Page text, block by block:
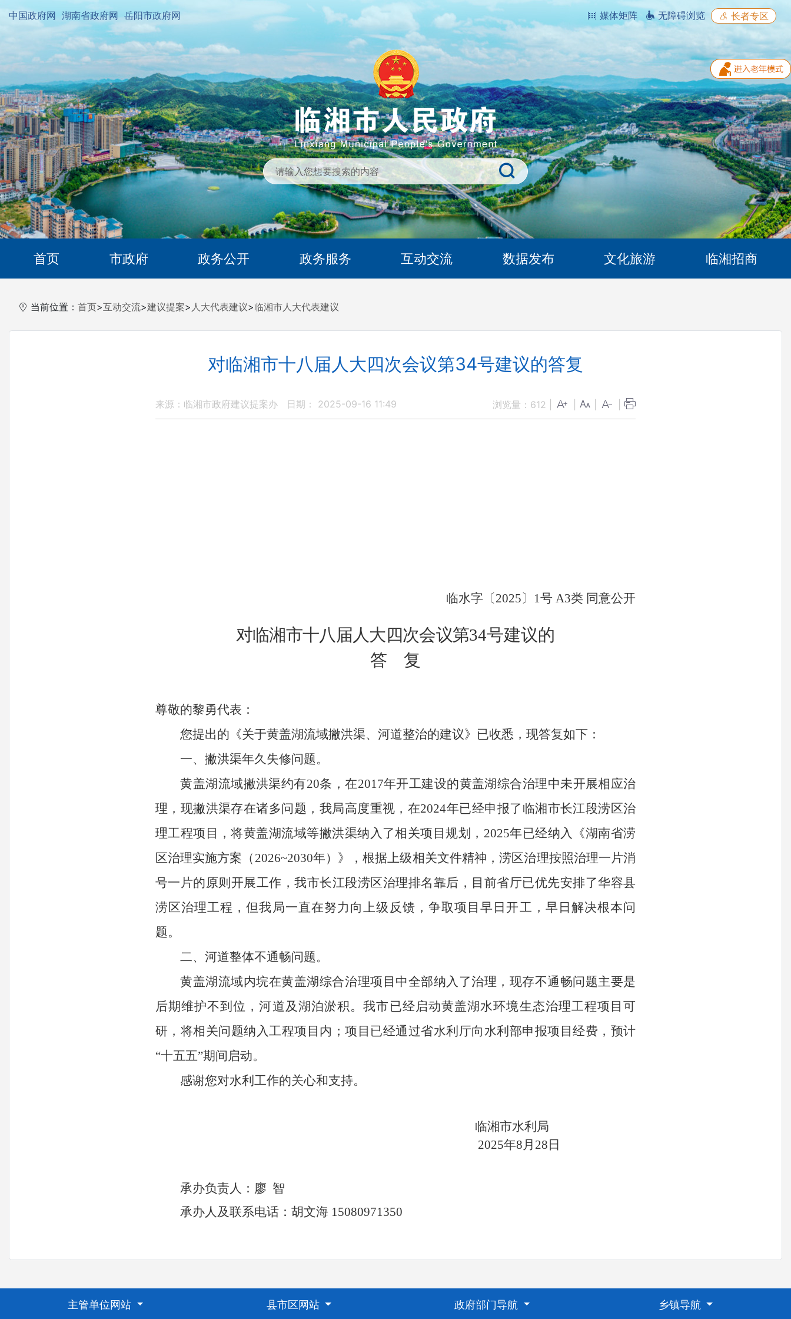
中国政府网 湖南省政府网 岳阳市政府网 媒体矩阵 无障碍浏览 长者专区
首页 市政府 政务公开 政务服务 互动交流 数据发布 文化旅游 临湘招商
当前位置： 首页>互动交流>建议提案> 人大代表建议>临湘市人大代表建议
对临湘市十八届人大四次会议第34号建议的答复
来源：临湘市政府建议提案办 日期： 2025-09-16 11:49 浏览量： 612
临水字〔2025〕 1号 A3类 同意公开
对临湘市十八届人大四次会议第34号建议的
答
复
尊敬的黎勇代表：
您提出的《关于黄盖湖流域撇洪渠、河道整治的建议》已收悉，现答复如下：
一、撇洪渠年久失修问题。
黄盖湖流域撇洪渠约有20条，在2017年开工建设的黄盖湖综合治理中未开展相应治
理，现撇洪渠存在诸多问题，我局高度重视，在2024年已经申报了临湘市长江段涝区治
理工程项目，将黄盖湖流域等撇洪渠纳入了相关项目规划， 2025年已经纳入《湖南省涝
区治理实施方案（ 2026~2030年）》，根据上级相关文件精神，涝区治理按照治理一片消
号一片的原则开展工作，我市长江段涝区治理排名靠后，目前省厅已优先安排了华容县
涝区治理工程，但我局一直在努力向上级反馈，争取项目早日开工，早日解决根本问
题。
二、河道整体不通畅问题。
黄盖湖流域内垸在黄盖湖综合治理项目中全部纳入了治理，现存不通畅问题主要是
后期维护不到位，河道及湖泊淤积。我市已经启动黄盖湖水环境生态治理工程项目可
研，将相关问题纳入工程项目内；项目已经通过省水利厅向水利部申报项目经费，预计
“十五五”期间启动。
感谢您对水利工作的关心和支持。
临湘市水利局
2025年8月 28 日
承办负责人：廖 智
承办人及联系电话：胡文海 15080971350
主管单位网站 县市区网站 政府部门导航 乡镇导航